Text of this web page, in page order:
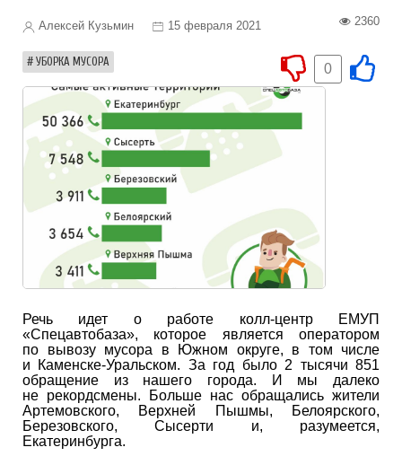
Алексей Кузьмин 15 февраля 2021 2360
УБОРКА МУСОРА 0
Речь идет о работе колл-центр ЕМУП
«Спецавтобаза», которое является оператором
по вывозу мусора в Южном округе, в том числе
и Каменске-Уральском. За год было 2 тысячи 851
обращение из нашего города. И мы далеко
не рекордсмены. Больше нас обращались жители
Артемовского, Верхней Пышмы, Белоярского,
Березовского, Сысерти и, разумеется,
Екатеринбурга.